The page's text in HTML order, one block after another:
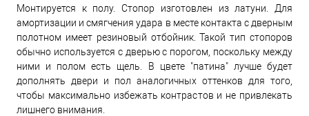
Монтируется к полу. Стопор изготовлен из латуни. Для
амортизации и смягчения удара в месте контакта с дверным
полотном имеет резиновый отбойник. Такой тип стопоров
обычно используется с дверью с порогом, поскольку между
ними и полом есть щель. В цвете "патина" лучше будет
дополнять двери и пол аналогичных оттенков для того,
чтобы максимально избежать контрастов и не привлекать
лишнего внимания.